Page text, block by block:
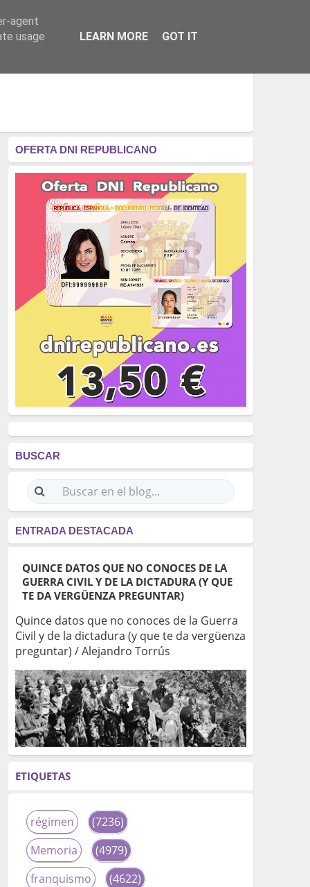
RÉGIMEN - MONARQUÍA
OFERTA DNI REPUBLICANO
BUSCAR
ENTRADA DESTACADA
QUINCE DATOS QUE NO CONOCES DE LA
GUERRA CIVIL Y DE LA DICTADURA (Y QUE
TE DA VERGÜENZA PREGUNTAR)
Quince datos que no conoces de la Guerra
Civil y de la dictadura (y que te da vergüenza
preguntar) / Alejandro Torrús
ETIQUETAS
régimen
(7236)
Memoria
(4979)
franquismo
(4622)
agent
usage
LEARN MORE GOT IT